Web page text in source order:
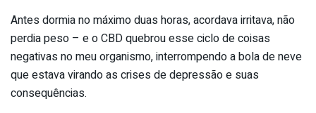
Antes dormia no máximo duas horas, acordava irritava, não
perdia peso – e o CBD quebrou esse ciclo de coisas
negativas no meu organismo, interrompendo a bola de neve
que estava virando as crises de depressão e suas
consequências.